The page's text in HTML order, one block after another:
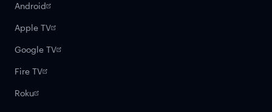
Android
Apple TV
Google TV
Fire TV
Roku